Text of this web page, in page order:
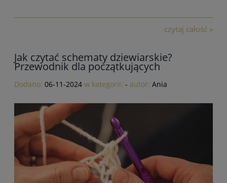
czytaj całość »
Jak czytać schematy dziewiarskie?
Przewodnik dla początkujących
Dodano: 06-11-2024 w kategorii: - autor: Ania